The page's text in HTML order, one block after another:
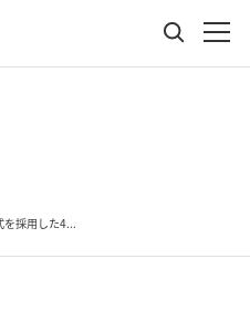
を採用した4...